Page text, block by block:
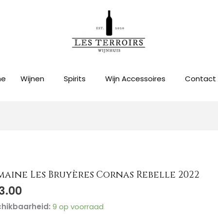
Wijnen Spirits Wijn Accessoires Contact
Les Bruyères Cornas Rebelle 2022
9 op voorraad